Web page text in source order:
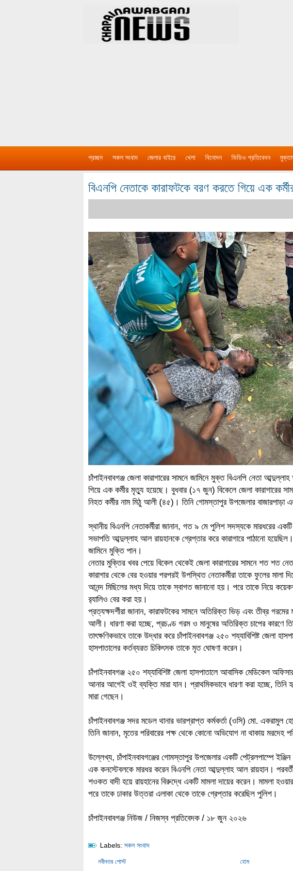
প্রচ্ছদ সকল সংবাদ জেলার বাইরে খেলা বিনোদন ভিডিও প্রতিবেদন
বিএনপি নেতাকে কারাফটকে বরণ করতে গিয়ে এক
চাঁপাইনবাবগঞ্জ জেলা কারাগারের সামনে জামিনে মুক্ত বিএনপি নেতা
গিয়ে এক কর্মীর মৃত্যু হয়েছে। বুধবার (১৭ জুন) বিকেলে জেলা কারাগারের
নিহত কর্মীর নাম মিঠু আলী (৪৫)। তিনি গোমস্তাপুর উপজেলার বাজারপাড়া
স্থানীয় বিএনপি নেতাকর্মীরা জানান, গত ৯ মে পুলিশ সদস্যকে মারধরের
সভাপতি আব্দুল্লাহ আল রায়হানকে গ্রেপ্তার করে কারাগারে পাঠানো
জামিনে মুক্তি পান।
নেতার মুক্তির খবর পেয়ে বিকেল থেকেই জেলা কারাগারের সামনে শত শত
কারাগার থেকে বের হওয়ার পরপরই উপস্থিত নেতাকর্মীরা তাকে ফুলের
আনন্দ মিছিলের মধ্য দিয়ে তাকে স্বাগত জানানো হয়। পরে তাকে নিয়ে
র‍্যালিও বের করা হয়।
প্রত্যক্ষদর্শীরা জানান, কারাফটকের সামনে অতিরিক্ত ভিড় এবং তীব্র
আলী। ধারণা করা হচ্ছে, প্রচণ্ড গরম ও মানুষের অতিরিক্ত চাপের কারণে
তাৎক্ষণিকভাবে তাকে উদ্ধার করে চাঁপাইনবাবগঞ্জ ২৫০ শয্যাবিশিষ্ট জেলা
হাসপাতালের কর্তব্যরত চিকিৎসক তাকে মৃত ঘোষণা করেন।
চাঁপাইনবাবগঞ্জ ২৫০ শয্যাবিশিষ্ট জেলা হাসপাতালে আবাসিক মেডিকেল
আনার আগেই ওই ব্যক্তি মারা যান। প্রাথমিকভাবে ধারণা করা হচ্ছে, তিনি
মারা গেছেন।
চাঁপাইনবাবগঞ্জ সদর মডেল থানার ভারপ্রাপ্ত কর্মকর্তা (ওসি) মো. একরামুল
তিনি জানান, মৃতের পরিবারের পক্ষ থেকে কোনো অভিযোগ না থাকায় মরদেহ
উল্লেখ্য, চাঁপাইনবাবগঞ্জের গোমস্তাপুর উপজেলার একটি পেট্রলপাম্পে
এক কনস্টেবলকে মারধর করেন বিএনপি নেতা আব্দুল্লাহ আল রায়হান।
শওকত বাদী হয়ে রায়হানের বিরুদ্ধে একটি মামলা দায়ের করেন। মামলা
পরে তাকে ঢাকার উত্তরা এলাকা থেকে তাকে গ্রেপ্তার করেছিল পুলিশ।
চাঁপাইনবাবগঞ্জ নিউজ / নিজস্ব প্রতিবেদক / ১৮ জুন ২০২৬
Labels: সকল সংবাদ
নবীনতর পোস্ট হোম